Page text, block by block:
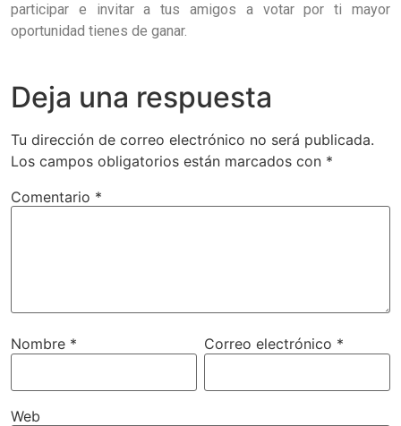
participar e invitar a tus amigos a votar por ti mayor
oportunidad tienes de ganar.
Deja una respuesta
Tu dirección de correo electrónico no será publicada.
Los campos obligatorios están marcados con *
Comentario *
Nombre * Correo electrónico *
Web